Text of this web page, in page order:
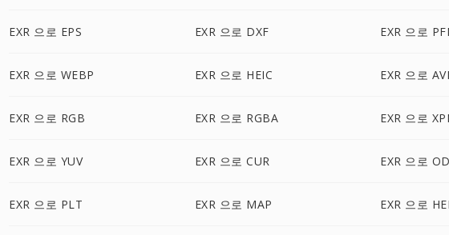
EXR 으로 EPS EXR 으로 DXF EXR 으로
EXR 으로 WEBP EXR 으로 HEIC EXR 으로
EXR 으로 RGB EXR 으로 RGBA EXR 으로
EXR 으로 YUV EXR 으로 CUR EXR 으로
EXR 으로 PLT EXR 으로 MAP EXR 으로